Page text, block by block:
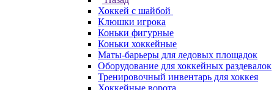
Хоккей с шайбой
Клюшки игрока
Коньки фигурные
Коньки хоккейные
Маты-барьеры для ледовых площадок
Оборудование для хоккейных раздевалок
Тренировочный инвентарь для хоккея
Хоккейные ворота